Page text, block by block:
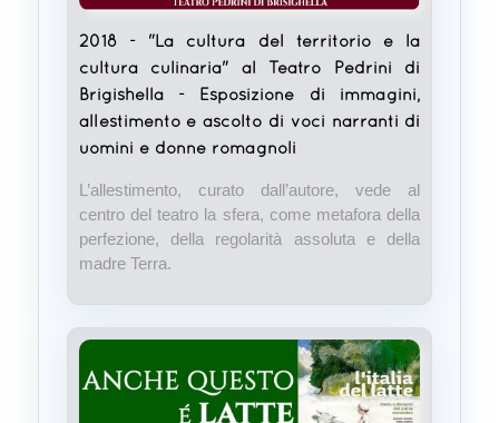
2018 - "La cultura del territorio e la
cultura culinaria" al Teatro Pedrini di
Brigishella - Esposizione di immagini,
allestimento e ascolto di voci narranti di
uomini e donne romagnoli
L’allestimento, curato dall’autore, vede al
centro del teatro la sfera, come metafora della
perfezione, della regolarità assoluta e della
madre Terra.